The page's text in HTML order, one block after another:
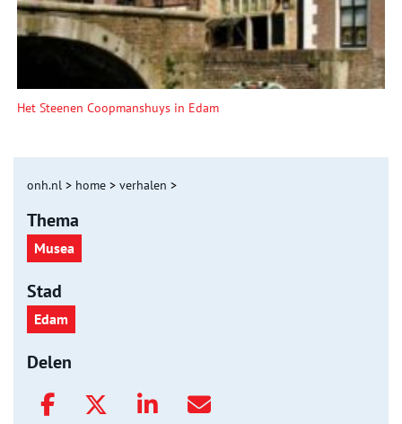
Het Steenen Coopmanshuys in Edam
onh.nl > home > verhalen >
Thema
Musea
Stad
Edam
Delen